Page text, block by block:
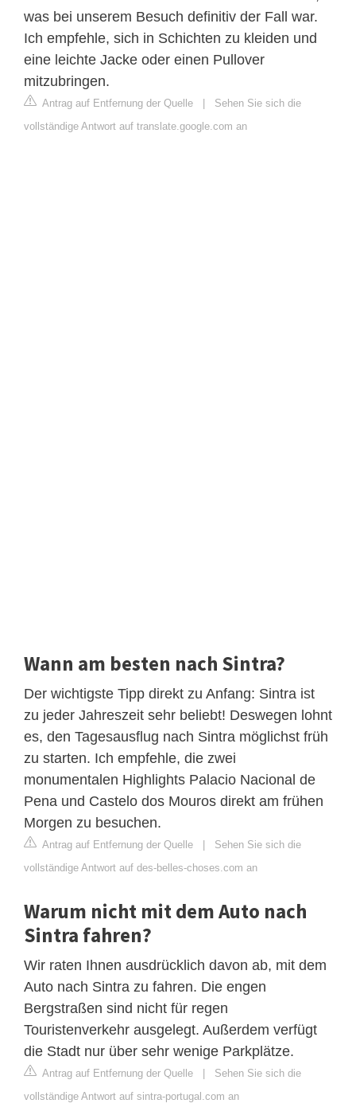
was bei unserem Besuch definitiv der Fall war.
Ich empfehle, sich in Schichten zu kleiden und
eine leichte Jacke oder einen Pullover
mitzubringen.
Antrag auf Entfernung der Quelle | Sehen Sie sich die
vollständige Antwort auf translate.google.com an
Wann am besten nach Sintra?
Der wichtigste Tipp direkt zu Anfang: Sintra ist
zu jeder Jahreszeit sehr beliebt! Deswegen lohnt
es, den Tagesausflug nach Sintra möglichst früh
zu starten. Ich empfehle, die zwei
monumentalen Highlights Palacio Nacional de
Pena und Castelo dos Mouros direkt am frühen
Morgen zu besuchen.
Antrag auf Entfernung der Quelle | Sehen Sie sich die
vollständige Antwort auf des-belles-choses.com an
Warum nicht mit dem Auto nach
Sintra fahren?
Wir raten Ihnen ausdrücklich davon ab, mit dem
Auto nach Sintra zu fahren. Die engen
Bergstraßen sind nicht für regen
Touristenverkehr ausgelegt. Außerdem verfügt
die Stadt nur über sehr wenige Parkplätze.
Antrag auf Entfernung der Quelle | Sehen Sie sich die
vollständige Antwort auf sintra-portugal.com an